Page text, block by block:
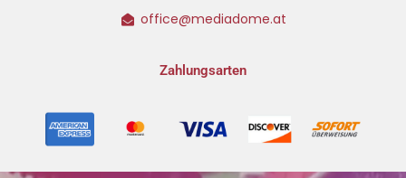
office@mediadome.at
Zahlungsarten